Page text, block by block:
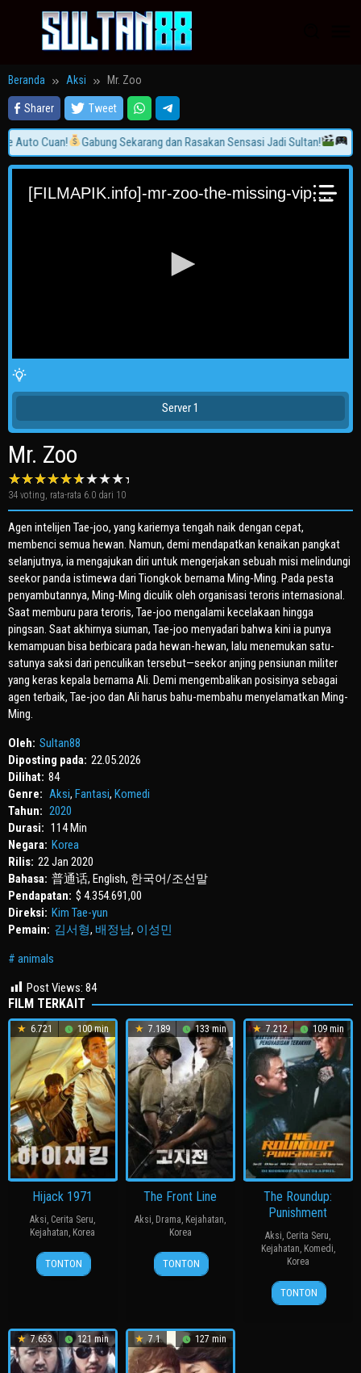
Beranda Aksi Mr. Zoo
Sharer Tweet
Auto Cuan! Gabung Sekarang dan Rasakan Sensasi Jadi Sultan!
Server 1
Mr. Zoo
34 voting, rata-rata 6.0 dari 10
Agen intelijen Tae-joo, yang kariernya tengah naik dengan cepat,
membenci semua hewan. Namun, demi mendapatkan kenaikan pangkat
selanjutnya, ia mengajukan diri untuk mengerjakan sebuah misi melindungi
seekor panda istimewa dari Tiongkok bernama Ming-Ming. Pada pesta
penyambutannya, Ming-Ming diculik oleh organisasi teroris internasional.
Saat memburu para teroris, Tae-joo mengalami kecelakaan hingga
pingsan. Saat akhirnya siuman, Tae-joo menyadari bahwa kini ia punya
kemampuan bisa berbicara pada hewan-hewan, lalu menemukan satu-
satunya saksi dari penculikan tersebut—seekor anjing pensiunan militer
yang keras kepala bernama Ali. Demi mengembalikan posisinya sebagai
agen terbaik, Tae-joo dan Ali harus bahu-membahu menyelamatkan Ming-
Ming.
Oleh: Sultan88
Diposting pada: 22.05.2026
Dilihat: 84
Genre: Aksi, Fantasi, Komedi
Tahun: 2020
Durasi: 114 Min
Negara: Korea
Rilis: 22 Jan 2020
Bahasa: 普通话, English, 한국어/조선말
Pendapatan: $ 4.354.691,00
Direksi: Kim Tae-yun
Pemain: 김서형, 배정남, 이성민
animals
Post Views: 84
FILM TERKAIT
6.721 100 min
Hijack 1971
Aksi, Cerita Seru,
Kejahatan, Korea
21
Jun
Kim
Sung-
TONTON
7.189 133 min
The Front Line
Aksi, Drama, Kejahatan,
Korea
20
Jul
장
훈
TONTON
7.212 109 min
The Roundup:
Punishment
Aksi, Cerita Seru,
Kejahatan, Komedi,
Korea
24
Apr
허
명
TONTON
7.653 121 min 7.1 127 min